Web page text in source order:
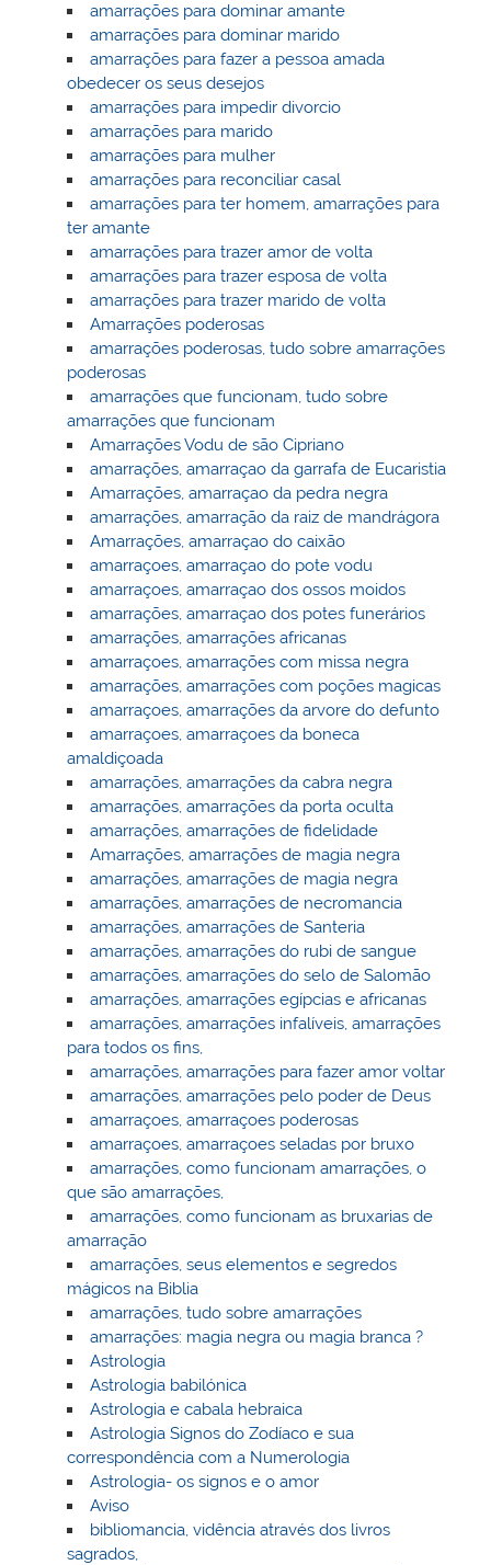
amarrações para dominar amante
amarrações para dominar marido
amarrações para fazer a pessoa amada
obedecer os seus desejos
amarrações para impedir divorcio
amarrações para marido
amarrações para mulher
amarrações para reconciliar casal
amarrações para ter homem, amarrações para
ter amante
amarrações para trazer amor de volta
amarrações para trazer esposa de volta
amarrações para trazer marido de volta
Amarrações poderosas
amarrações poderosas, tudo sobre amarrações
poderosas
amarrações que funcionam, tudo sobre
amarrações que funcionam
Amarrações Vodu de são Cipriano
amarrações, amarraçao da garrafa de Eucaristia
Amarrações, amarraçao da pedra negra
amarrações, amarração da raiz de mandrágora
Amarrações, amarraçao do caixão
amarraçoes, amarraçao do pote vodu
amarraçoes, amarraçao dos ossos moidos
amarrações, amarraçao dos potes funerários
amarrações, amarrações africanas
amarraçoes, amarrações com missa negra
amarrações, amarrações com poções magicas
amarraçoes, amarrações da arvore do defunto
amarraçoes, amarraçoes da boneca
amaldiçoada
amarrações, amarrações da cabra negra
amarrações, amarrações da porta oculta
amarrações, amarrações de fidelidade
Amarrações, amarrações de magia negra
amarrações, amarrações de magia negra
amarrações, amarrações de necromancia
amarrações, amarrações de Santeria
amarrações, amarrações do rubi de sangue
amarrações, amarrações do selo de Salomão
amarrações, amarrações egípcias e africanas
amarrações, amarrações infalíveis, amarrações
para todos os fins,
amarrações, amarrações para fazer amor voltar
amarrações, amarrações pelo poder de Deus
amarraçoes, amarraçoes poderosas
amarraçoes, amarraçoes seladas por bruxo
amarrações, como funcionam amarrações, o
que são amarrações,
amarrações, como funcionam as bruxarias de
amarração
amarrações, seus elementos e segredos
mágicos na Biblia
amarrações, tudo sobre amarrações
amarrações: magia negra ou magia branca ?
Astrologia
Astrologia babilónica
Astrologia e cabala hebraica
Astrologia Signos do Zodíaco e sua
correspondência com a Numerologia
Astrologia- os signos e o amor
Aviso
bibliomancia, vidência através dos livros
sagrados,